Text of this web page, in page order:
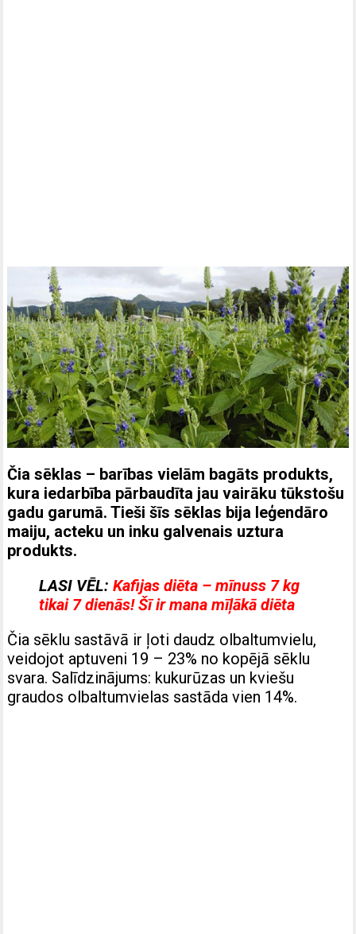
Čia sēklas – barības vielām bagāts produkts,
kura iedarbība pārbaudīta jau vairāku tūkstošu
gadu garumā. Tieši šīs sēklas bija leģendāro
maiju, acteku un inku galvenais uztura
produkts.
LASI VĒL:Kafijas diēta – mīnuss 7 kg
tikai 7 dienās! Šī ir mana mīļākā diēta
Čia sēklu sastāvā ir ļoti daudz olbaltumvielu,
veidojot aptuveni 19 – 23% no kopējā sēklu
svara. Salīdzinājums: kukurūzas un kviešu
graudos olbaltumvielas sastāda vien 14%.